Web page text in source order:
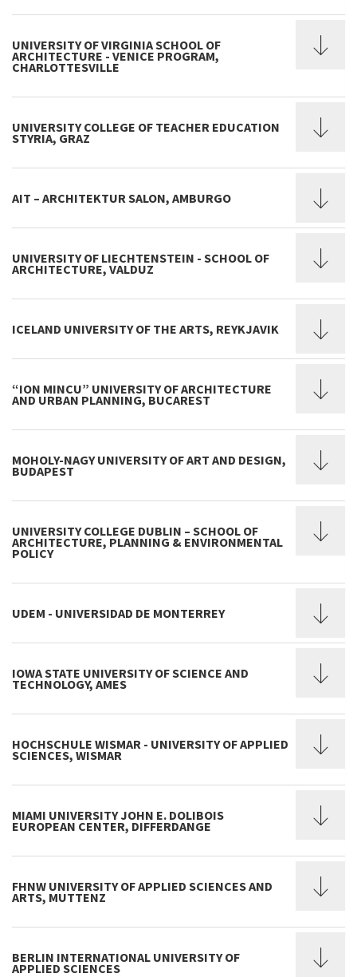
UNIVERSITY OF VIRGINIA SCHOOL OF
ARCHITECTURE - VENICE PROGRAM,
CHARLOTTESVILLE
UNIVERSITY COLLEGE OF TEACHER EDUCATION
STYRIA, GRAZ
AIT – ARCHITEKTUR SALON, AMBURGO
UNIVERSITY OF LIECHTENSTEIN - SCHOOL OF
ARCHITECTURE, VALDUZ
ICELAND UNIVERSITY OF THE ARTS, REYKJAVIK
“ION MINCU” UNIVERSITY OF ARCHITECTURE
AND URBAN PLANNING, BUCAREST
MOHOLY-NAGY UNIVERSITY OF ART AND DESIGN,
BUDAPEST
UNIVERSITY COLLEGE DUBLIN – SCHOOL OF
ARCHITECTURE, PLANNING & ENVIRONMENTAL
POLICY
UDEM - UNIVERSIDAD DE MONTERREY
IOWA STATE UNIVERSITY OF SCIENCE AND
TECHNOLOGY, AMES
HOCHSCHULE WISMAR - UNIVERSITY OF APPLIED
SCIENCES, WISMAR
MIAMI UNIVERSITY JOHN E. DOLIBOIS
EUROPEAN CENTER, DIFFERDANGE
FHNW UNIVERSITY OF APPLIED SCIENCES AND
ARTS, MUTTENZ
BERLIN INTERNATIONAL UNIVERSITY OF
APPLIED SCIENCES